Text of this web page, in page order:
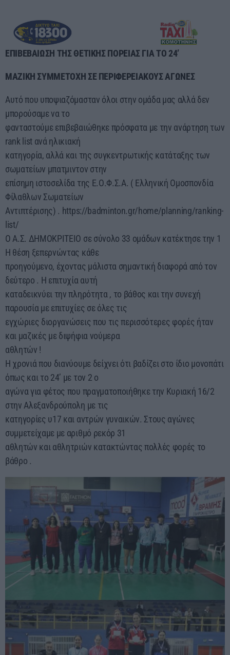
ΕΠΙΒΕΒΑΙΩΣΗ ΤΗΣ ΘΕΤΙΚΗΣ ΠΟΡΕΙΑΣ ΓΙΑ ΤΟ 24’
ΜΑΖΙΚΗ ΣΥΜΜΕΤΟΧΗ ΣΕ ΠΕΡΙΦΕΡΕΙΑΚΟΥΣ ΑΓΩΝΕΣ
Αυτό που υποψιαζόμασταν όλοι στην ομάδα μας αλλά δεν
μπορούσαμε να το
φανταστούμε επιβεβαιώθηκε πρόσφατα με την ανάρτηση των
rank list ανά ηλικιακή
κατηγορία, αλλά και της συγκεντρωτικής κατάταξης των
σωματείων μπατμιντον στην
επίσημη ιστοσελίδα της Ε.Ο.Φ.Σ.Α. ( Ελληνική Ομοσπονδία
Φίλαθλων Σωματείων
Αντιπτέρισης) . https://badminton.gr/home/planning/ranking-
list/
Ο Α.Σ. ΔΗΜΟΚΡΙΤΕΙΟ σε σύνολο 33 ομάδων κατέκτησε την 1
Η θέση ξεπερνώντας κάθε
προηγούμενο, έχοντας μάλιστα σημαντική διαφορά από τον
δεύτερο . Η επιτυχία αυτή
καταδεικνύει την πληρότητα , το βάθος και την συνεχή
παρουσία με επιτυχίες σε όλες τις
εγχώριες διοργανώσεις που τις περισσότερες φορές ήταν
και μαζικές με διψήφια νούμερα
αθλητών !
Η χρονιά που διανύουμε δείχνει ότι βαδίζει στο ίδιο μονοπάτι
όπως και το 24’ με τον 2 ο
αγώνα για φέτος που πραγματοποιήθηκε την Κυριακή 16/2
στην Αλεξανδρούπολη με τις
κατηγορίες υ17 και αντρών γυναικών. Στους αγώνες
συμμετείχαμε με αριθμό ρεκόρ 31
αθλητών και αθλητριών κατακτώντας πολλές φορές το
βάθρο .